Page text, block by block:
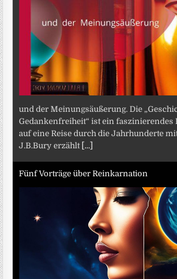
und der Meinungsäußerung. Die
Gedankenfreiheit“ ist ein faszinierendes
auf eine Reise durch die Jahrhunderte
J.B.Bury erzählt [...]
Fünf Vorträge über Reinkarnation